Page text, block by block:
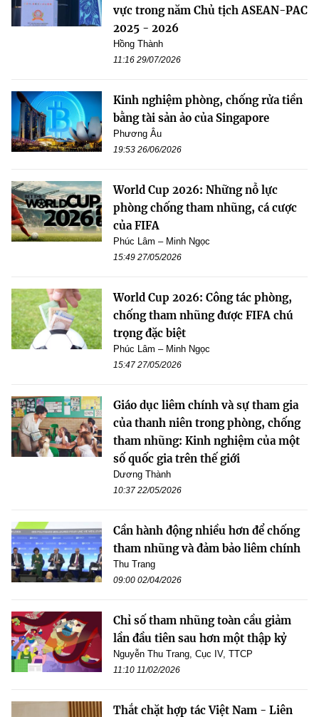
vực trong năm Chủ tịch ASEAN-PAC
2025 - 2026
Hồng Thành
11:16 29/07/2026
Kinh nghiệm phòng, chống rửa tiền
bằng tài sản ảo của Singapore
Phương Âu
19:53 26/06/2026
World Cup 2026: Những nỗ lực
phòng chống tham nhũng, cá cược
của FIFA
Phúc Lâm – Minh Ngọc
15:49 27/05/2026
World Cup 2026: Công tác phòng,
chống tham nhũng được FIFA chú
trọng đặc biệt
Phúc Lâm – Minh Ngọc
15:47 27/05/2026
Giáo dục liêm chính và sự tham gia
của thanh niên trong phòng, chống
tham nhũng: Kinh nghiệm của một
số quốc gia trên thế giới
Dương Thành
10:37 22/05/2026
Cần hành động nhiều hơn để chống
tham nhũng và đảm bảo liêm chính
Thu Trang
09:00 02/04/2026
Chỉ số tham nhũng toàn cầu giảm
lần đầu tiên sau hơn một thập kỷ
Nguyễn Thu Trang, Cục IV, TTCP
11:10 11/02/2026
Thắt chặt hợp tác Việt Nam - Liên